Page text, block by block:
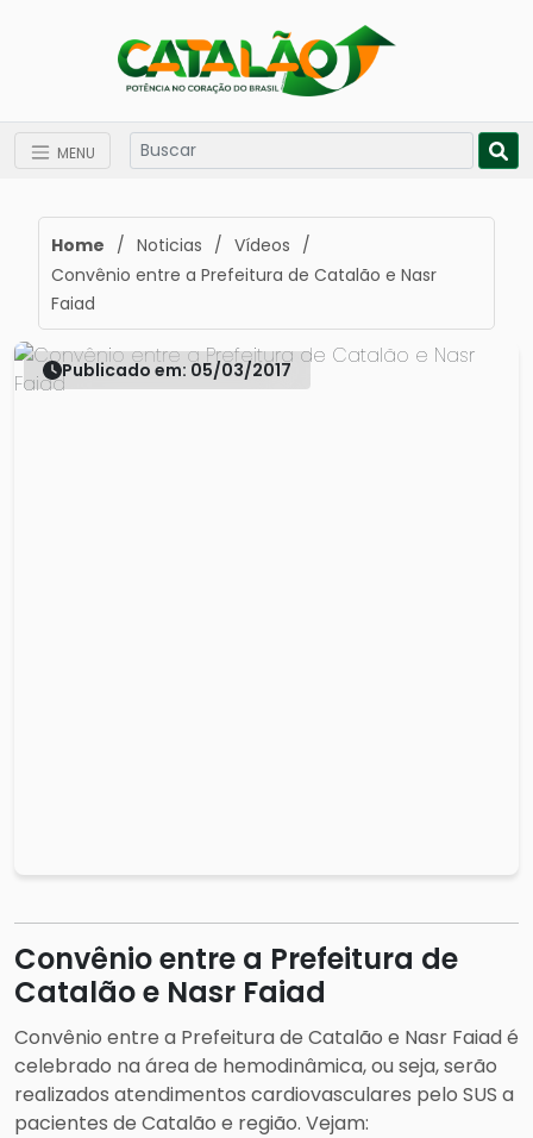
MENU
Home / Noticias / Vídeos /
Convênio entre a Prefeitura de Catalão e Nasr
Faiad
Publicado em: 05/03/2017
Convênio entre a Prefeitura de
Catalão e Nasr Faiad
Convênio entre a Prefeitura de Catalão e Nasr Faiad é
celebrado na área de hemodinâmica, ou seja, serão
realizados atendimentos cardiovasculares pelo SUS a
pacientes de Catalão e região. Vejam: